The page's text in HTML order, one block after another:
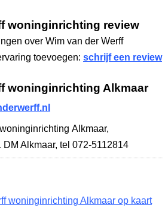
woninginrichting review
over Wim van der Werff
toevoegen: schrijf een review
woninginrichting Alkmaar
Alkmaar,
DM Alkmaar, tel 072-5112814
woninginrichting Alkmaar op kaart